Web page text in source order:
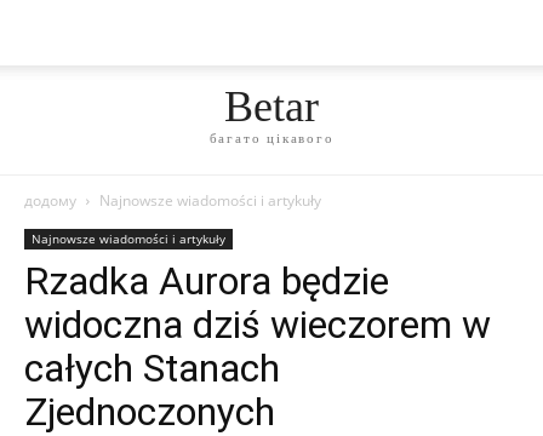
Betar
багато цікавого
додому Najnowsze wiadomości i artykuły
Najnowsze wiadomości i artykuły
Rzadka Aurora będzie
widoczna dziś wieczorem w
całych Stanach
Zjednoczonych